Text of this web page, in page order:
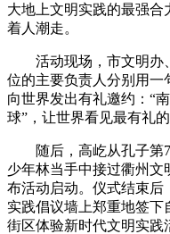
大地上文明实践的最强
着人潮走。
活动现场，市文明办
位的主要负责人分别用一
向世界发出有礼邀约：“
球”，让世界看见最有礼的
随后，高屹从孔子第
少年林当手中接过衢州文
布活动启动。仪式结束后
实践倡议墙上郑重地签
街区体验新时代文明实践